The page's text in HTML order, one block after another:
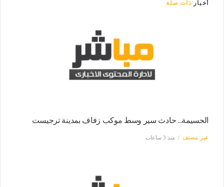
أخبار ذات صلة
الحسيمة.. حادث سير وسط موكب زفاف بمدينة ترجيست
غير مصنف منذ 3 ساعات